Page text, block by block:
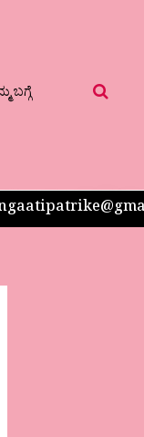
ಬಗ್ಗೆ